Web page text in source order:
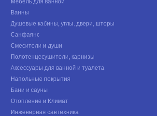
Мебель для ванной
Ванны
Душевые кабины, углы, двери, шторы
Санфаянс
Смесители и души
Полотенцесушители, карнизы
Аксессуары для ванной и туалета
Напольные покрытия
Бани и сауны
Отопление и Климат
Инженерная сантехника